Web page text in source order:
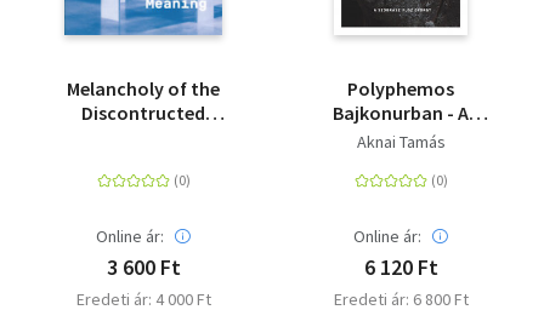
Melancholy of the
Discontructed
Online ár:
3 600 Ft
Eredeti ár: 4 000 Ft
Polyphemos
Bajkonurban - A
szobrász Fusz György
Aknai Tamás
Online ár:
6 120 Ft
Eredeti ár: 6 800 Ft